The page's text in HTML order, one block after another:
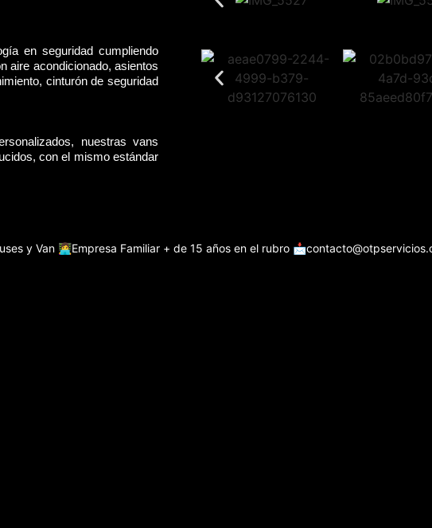
en seguridad cumpliendo
aire acondicionado, asientos
cinturón de seguridad
nuestras vans
con el mismo estándar
y Van 👩‍💻Empresa Familiar + de 15 años en el rubro